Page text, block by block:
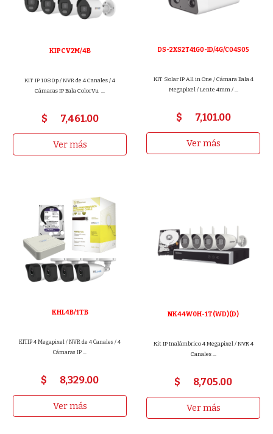
KIPCV2M/4B
KIT IP 1080p / NVR de 4 Canales / 4
Cámaras IP Bala ColorVu ...
$ 7,461.00
Ver más
DS-2XS2T41G0-ID/4G/C04S05
KIT Solar IP All in One / Cámara Bala 4
Megapixel / Lente 4mm / ...
$ 7,101.00
Ver más
KHL4B/1TB
KITIP 4 Megapixel / NVR de 4 Canales / 4
Cámaras IP ...
$ 8,329.00
Ver más
NK44W0H-1T(WD)(D)
Kit IP Inalámbrico 4 Megapixel / NVR 4
Canales ...
$ 8,705.00
Ver más